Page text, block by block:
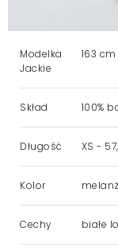
Modelka
Jackie
163
Skład 100%
Długość XS -
Kolor
Cechy białe